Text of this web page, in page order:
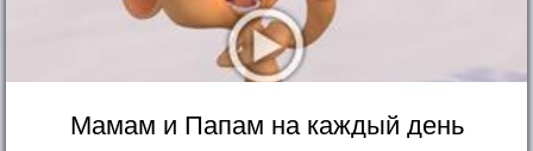
Мамам и Папам на каждый день